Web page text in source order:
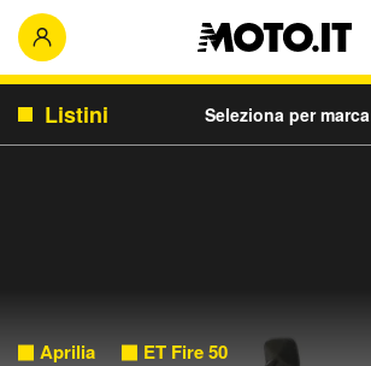
Listini Seleziona per marca
Aprilia ET Fire 50